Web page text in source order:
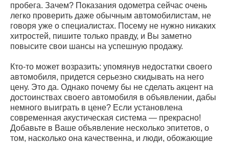
пробега. Зачем? Показания одометра сейчас очень
легко проверить даже обычным автомобилистам, не
говоря уже о специалистах. Посему не нужно никаких
хитростей, пишите только правду, и Вы заметно
повысите свои шансы на успешную продажу.
Кто-то может возразить: упомянув недостатки своего
автомобиля, придется серьезно скидывать на него
цену. Это да. Однако почему бы не сделать акцент на
достоинствах своего автомобиля в объявлении, дабы
немного выиграть в цене? Если установлена
современная акустическая система — прекрасно!
Добавьте в Ваше объявление несколько эпитетов, о
том, насколько она качественна, и люди, обожающие